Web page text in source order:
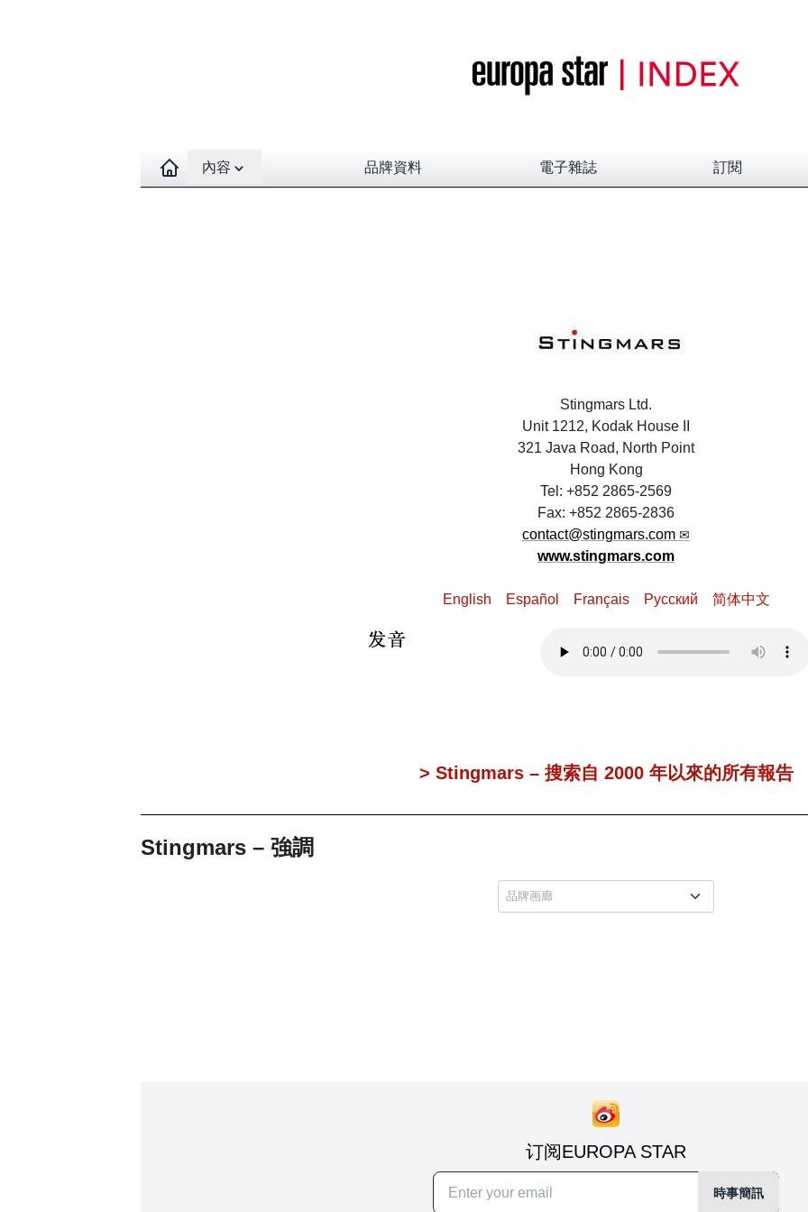
Open contents menu
內容 品牌資料 電子雜誌 訂閱
Stingmars Ltd.
Unit 1212, Kodak House II
321 Java Road, North Point
Hong Kong
Tel: +852 2865-2569
Fax: +852 2865-2836
contact@stingmars.com
www.stingmars.com
English Español Français Pусский 简体中文
> Stingmars – 搜索自 2000 年以來的所有報告
Stingmars – 強調
订阅EUROPA STAR
時事簡訊